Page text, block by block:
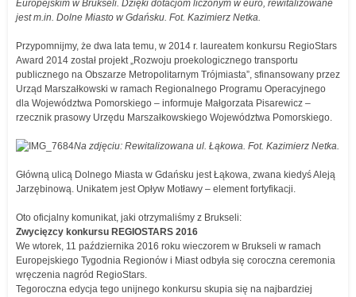
Europejskim w Brukseli. Dzięki dotacjom liczonym w euro, rewitalizowane
jest m.in. Dolne Miasto w Gdańsku. Fot. Kazimierz Netka.
Przypomnijmy, że dwa lata temu, w 2014 r. laureatem konkursu RegioStars
Award 2014 został projekt „Rozwoju proekologicznego transportu
publicznego na Obszarze Metropolitarnym Trójmiasta”, sfinansowany przez
Urząd Marszałkowski w ramach Regionalnego Programu Operacyjnego
dla Województwa Pomorskiego – informuje Małgorzata Pisarewicz –
rzecznik prasowy Urzędu Marszałkowskiego Województwa Pomorskiego.
Na zdjęciu: Rewitalizowana ul. Łąkowa. Fot. Kazimierz Netka.
Główną ulicą Dolnego Miasta w Gdańsku jest Łąkowa, zwana kiedyś Aleją
Jarzębinową. Unikatem jest Opływ Motławy – element fortyfikacji.
Oto oficjalny komunikat, jaki otrzymaliśmy z Brukseli:
Zwycięzcy konkursu REGIOSTARS 2016
We wtorek, 11 października 2016 roku wieczorem w Brukseli w ramach
Europejskiego Tygodnia Regionów i Miast odbyła się coroczna ceremonia
wręczenia nagród RegioStars.
Tegoroczna edycja tego unijnego konkursu skupia się na najbardziej